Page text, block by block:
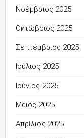
Νοέμβριος 2025
Οκτώβριος 2025
Σεπτέμβριος 2025
Ιούλιος 2025
Ιούνιος 2025
Μάιος 2025
Απρίλιος 2025